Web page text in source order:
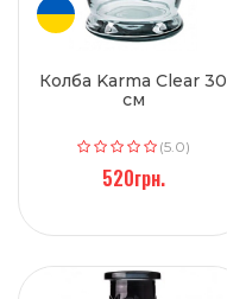
Колба Karma Clear 30
см
(5.0)
520грн.